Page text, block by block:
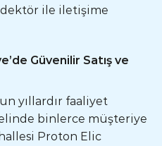
ile iletişime
Güvenilir Satış ve
yıllardır faaliyet
binlerce müşteriye
Proton Elic